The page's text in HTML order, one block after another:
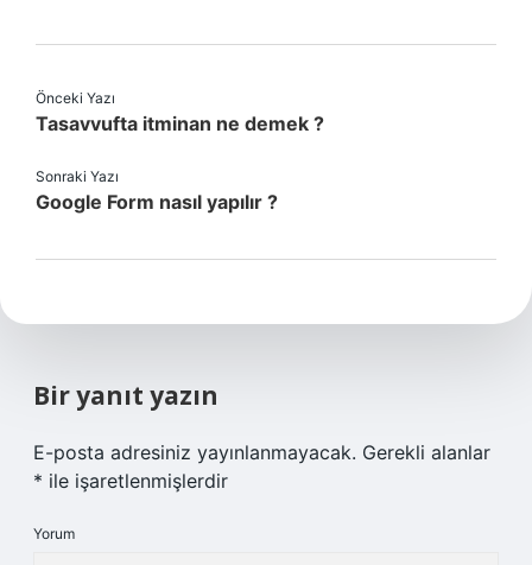
Önceki Yazı
Tasavvufta itminan ne demek ?
Sonraki Yazı
Google Form nasıl yapılır ?
Bir yanıt yazın
E-posta adresiniz yayınlanmayacak. Gerekli alanlar
* ile işaretlenmişlerdir
Yorum